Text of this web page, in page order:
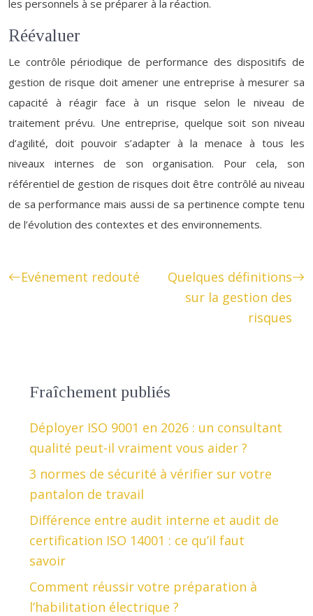
les personnels à se préparer à la réaction.
Réévaluer
Le contrôle périodique de performance des dispositifs de
gestion de risque doit amener une entreprise à mesurer sa
capacité à réagir face à un risque selon le niveau de
traitement prévu. Une entreprise, quelque soit son niveau
d’agilité, doit pouvoir s’adapter à la menace à tous les
niveaux internes de son organisation. Pour cela, son
référentiel de gestion de risques doit être contrôlé au niveau
de sa performance mais aussi de sa pertinence compte tenu
de l’évolution des contextes et des environnements.
Evénement redouté
Quelques définitions
sur la gestion des
risques
Fraîchement publiés
Déployer ISO 9001 en 2026 : un consultant
qualité peut-il vraiment vous aider ?
3 normes de sécurité à vérifier sur votre
pantalon de travail
Différence entre audit interne et audit de
certification ISO 14001 : ce qu’il faut
savoir
Comment réussir votre préparation à
l’habilitation électrique ?